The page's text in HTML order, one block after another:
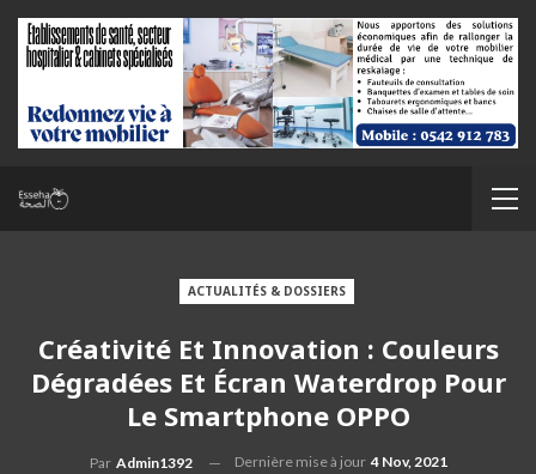
ACTUALITÉS & DOSSIERS
Créativité Et Innovation : Couleurs
Dégradées Et Écran Waterdrop Pour
Le Smartphone OPPO
Par Admin1392 Dernière mise à jour 4 Nov, 2021